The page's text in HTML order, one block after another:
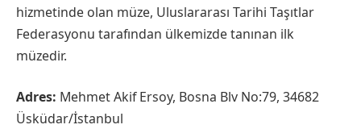
hizmetinde olan müze, Uluslararası Tarihi Taşıtlar
Federasyonu tarafından ülkemizde tanınan ilk
müzedir.
Adres: Mehmet Akif Ersoy, Bosna Blv No:79, 34682
Üsküdar/İstanbul